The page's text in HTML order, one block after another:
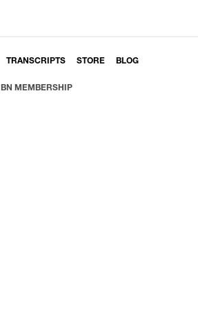
TRANSCRIPTS STORE BLOG
BN MEMBERSHIP